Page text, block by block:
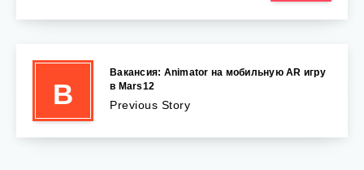
В
Вакансия: Animator на мобильную AR игру
в Mars12
Previous Story